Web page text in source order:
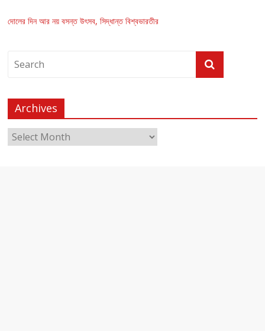
দোলের দিন আর নয় বসন্ত উৎসব, সিদ্ধান্ত বিশ্বভারতীর
Archives